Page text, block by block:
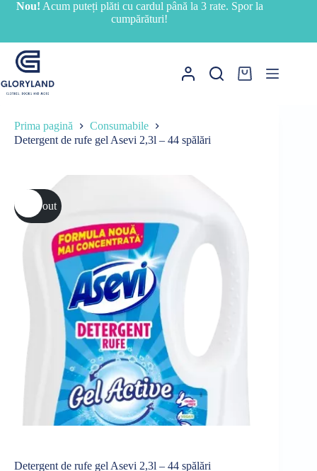
SariNou! Acum puteți plăti cu cardul până la 3 rate. Spor la
cumpărături!
Coș
Prima pagină
Consumabile
Detergent de rufe gel Asevi 2,3l – 44 spălări
Sold out
Detergent de rufe gel Asevi 2,3l – 44 spălări